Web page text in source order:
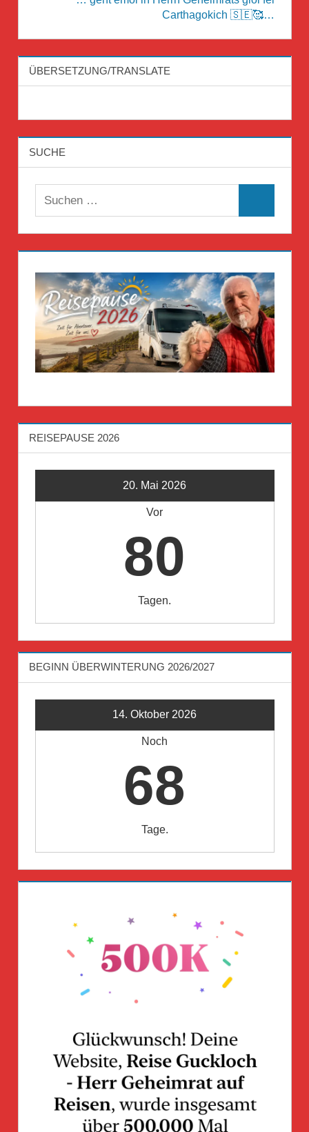
Carthagokich 🇸🇪🥰…
ÜBERSETZUNG/TRANSLATE
SUCHE
REISEPAUSE 2026
20. Mai 2026
Vor
80
Tagen.
BEGINN ÜBERWINTERUNG 2026/2027
14. Oktober 2026
Noch
68
Tage.